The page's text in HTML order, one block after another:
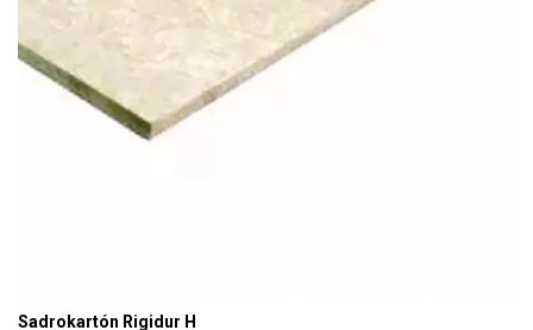
Sadrokartón Rigidur H